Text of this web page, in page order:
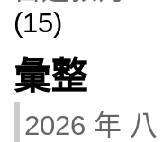
(15)
彙整
2026 年 八